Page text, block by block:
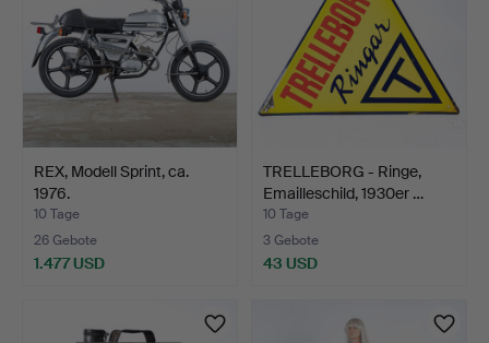
REX, Modell Sprint, ca.
1976.
10 Tage
26 Gebote
1.477 USD
TRELLEBORG - Ringe,
Emailleschild, 1930er …
10 Tage
3 Gebote
43 USD